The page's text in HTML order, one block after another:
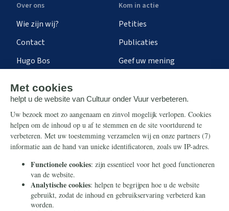
Over ons
Wie zijn wij?
Contact
Hugo Bos
Kom in actie
Petities
Publicaties
Geef uw mening
Steun ons
Nieuwsbrief
Eenmalig
Maandelijks
Periodiek
Nalaten
Info
Contact
Ontvang onze Telegram-
berichten